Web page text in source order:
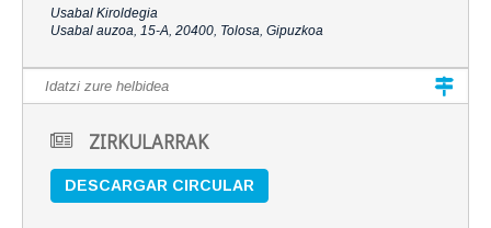
Usabal Kiroldegia
Usabal auzoa, 15-A, 20400, Tolosa, Gipuzkoa
ZIRKULARRAK
DESCARGAR CIRCULAR